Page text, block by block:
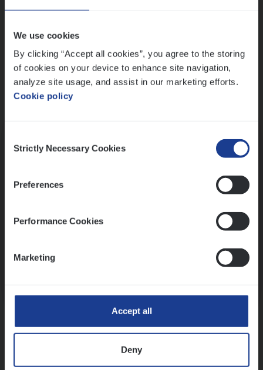
We use cookies
By clicking “Accept all cookies”, you agree to the storing
of cookies on your device to enhance site navigation,
analyze site usage, and assist in our marketing efforts.
Cookie policy
Selection
Strictly Necessary Cookies
Preferences
Performance Cookies
Marketing
Accept all
Deny